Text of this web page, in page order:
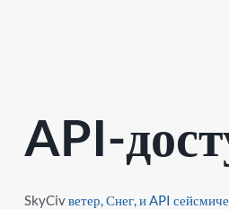
API-
SkyCivветер, Снег, и API